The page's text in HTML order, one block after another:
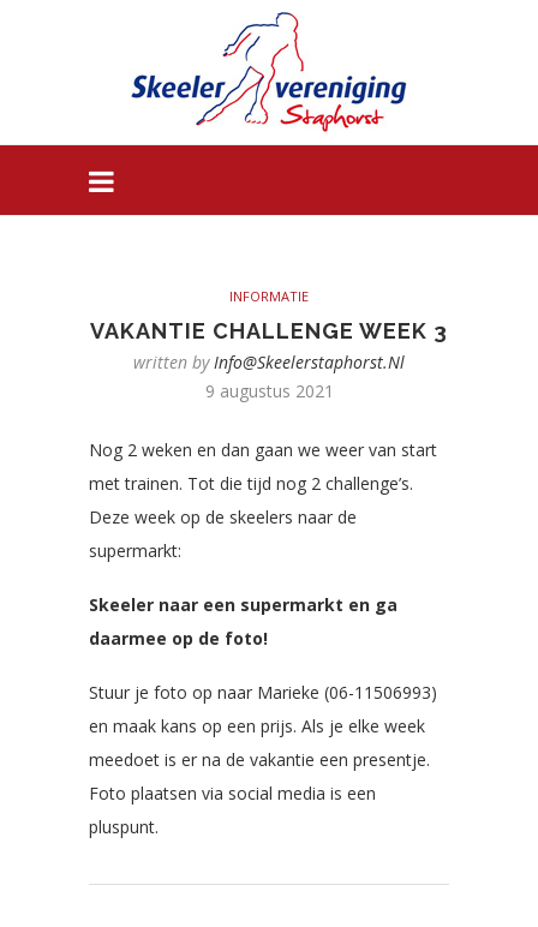
INFORMATIE
VAKANTIE CHALLENGE WEEK 3
written byInfo@skeelerstaphorst.nl
9 augustus 2021
Nog 2 weken en dan gaan we weer van start
met trainen. Tot die tijd nog 2 challenge’s.
Deze week op de skeelers naar de
supermarkt:
Skeeler naar een supermarkt en ga
daarmee op de foto!
Stuur je foto op naar Marieke (06-11506993)
en maak kans op een prijs. Als je elke week
meedoet is er na de vakantie een presentje.
Foto plaatsen via social media is een
pluspunt.